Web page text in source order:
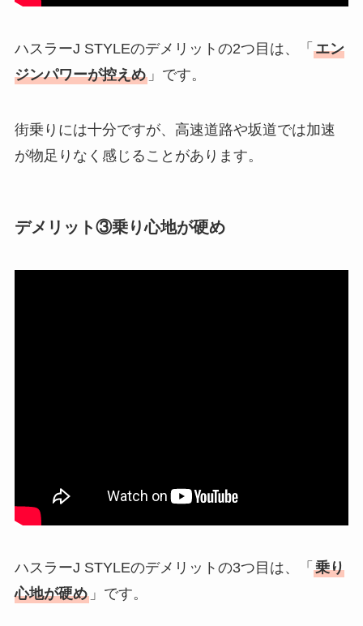
ハスラーJ STYLEのデメリットの2つ目は、「 エン
ジンパワーが控えめ」です。
街乗りには十分ですが、高速道路や坂道では加速
が物足りなく感じることがあります。
デメリット③乗り心地が硬め
ハスラーJ STYLEのデメリットの3つ目は、「 乗り
心地が硬め」です。